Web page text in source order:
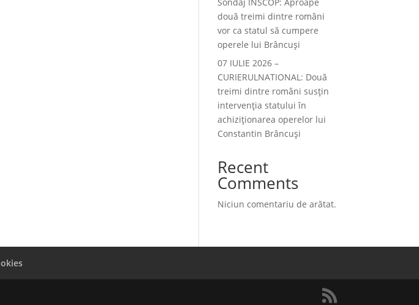
două treimi dintre români
vor ca statul să cumpere
operele lui Brâncuși
07 IULIE 2026 –
CURIERULNATIONAL: Două
treimi dintre români susțin
intervenția statului în
achiziționarea operelor lui
Constantin Brâncuși
Recent
Comments
Niciun comentariu de arătat.